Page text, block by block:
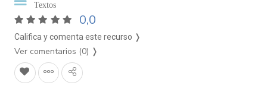
Textos
0,0
Califica y comenta este recurso ❭
Ver comentarios (0) ❭